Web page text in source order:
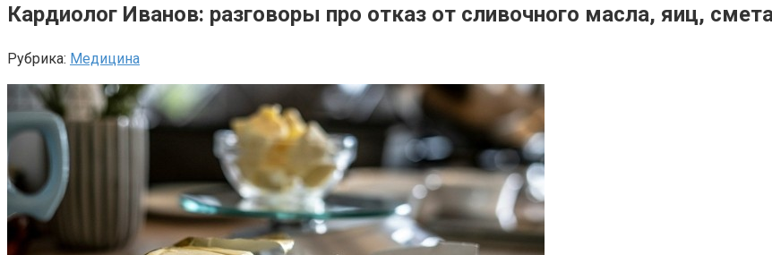
Кардиолог Иванов: разговоры про отказ от сливочного масла, яиц,
Рубрика: Медицина